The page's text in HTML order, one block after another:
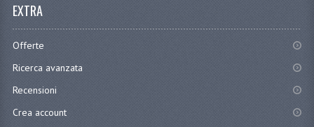
EXTRA
Offerte
Ricerca avanzata
Recensioni
Crea account